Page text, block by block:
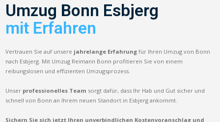
Umzug Bonn Esbjerg
mit Erfahren
Vertrauen Sie auf unsere jahrelange Erfahrung für Ihren Umzug von Bonn
nach Esbjerg. Mit Umzug Reimann Bonn profitieren Sie von einem
reibungslosen und effizienten Umzugsprozess.
Unser professionelles Team sorgt dafür, dass Ihr Hab und Gut sicher und
schnell von Bonn an Ihrem neuen Standort in Esbjerg ankommt.
Sichern Sie sich jetzt Ihren unverbindlichen Kostenvoranschlag und